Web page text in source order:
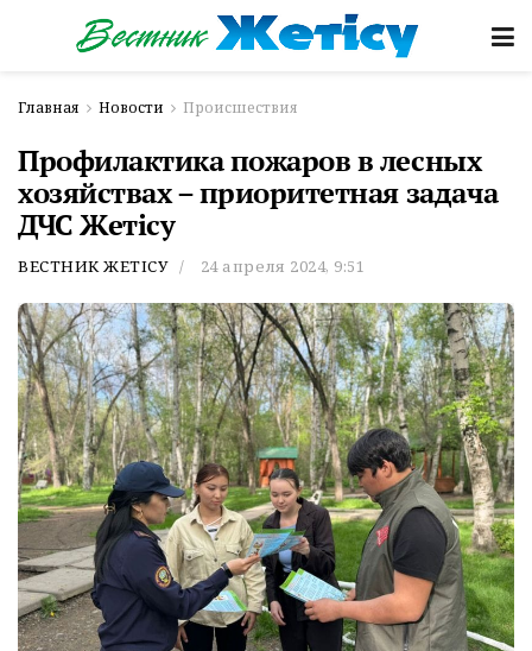
Главная Новости Происшествия
Профилактика пожаров в лесных
хозяйствах – приоритетная задача
ДЧС Жетісу
ВЕСТНИК ЖЕТІСУ 24 апреля 2024, 9:51